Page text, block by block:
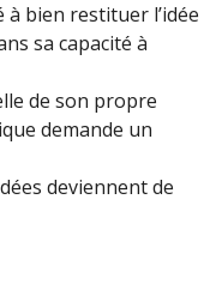
bien restituer l’idée
sa capacité à
de son propre
demande un
deviennent de